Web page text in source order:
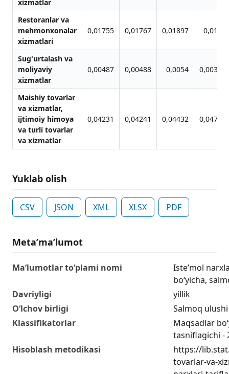
xizmatlar
Restoranlar va
mehmonxonalar
xizmatlari
0,01755 0,01767 0,01897 0,0188
Sug'urtalash va
moliyaviy
xizmatlar
0,00487 0,00488 0,0054 0,00307
Maishiy tovarlar
va xizmatlar,
ijtimoiy himoya
va turli tovarlar
va xizmatlar
0,04231 0,04241 0,04432 0,04711
Yuklab olish
CSV JSON XML XLSX PDF
Metaʼmaʼlumot
Ma’lumotlar to‘plami nomi
Iste’mol
bo‘yicha,
Davriyligi
yillik
O‘lchov birligi
Salmoq ulushi
Klassifikatorlar
Maqsadlar
tasniflagichi -
Hisoblash metodikasi
https://
tovarlar-va-